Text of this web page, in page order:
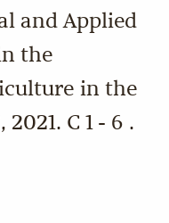
and Applied
the
in the
С 1 - 6 .